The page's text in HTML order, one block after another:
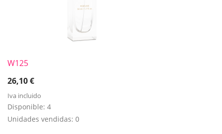
W125
26,10€
Iva incluido
Disponible: 4
Unidades vendidas: 0